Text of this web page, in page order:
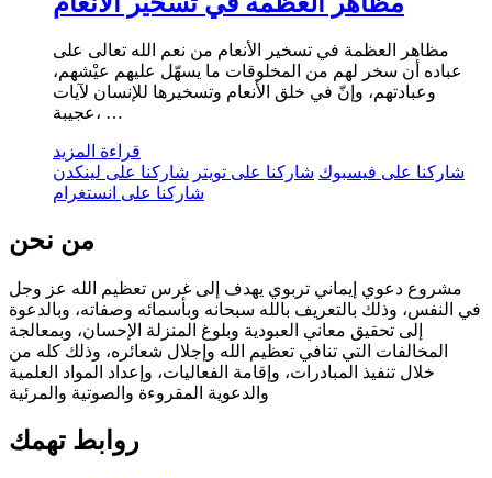
مظاهر العظمة في تسخير الأنعام من نعم الله تعالى على
عباده أن سخر لهم من المخلوقات ما يسهّل عليهم عيْشهم،
وعبادتهم، وإنّ في خلق الأنعام وتسخيرها للإنسان لآيات
عجيبة، …
قراءة المزيد
شاركنا على فيسبوك شاركنا على تويتر شاركنا على لينكدن
شاركنا على انستغرام
من نحن
مشروع دعوي إيماني تربوي يهدف إلى غرس تعظيم الله عز وجل
في النفس، وذلك بالتعريف بالله سبحانه وبأسمائه وصفاته، وبالدعوة
إلى تحقيق معاني العبودية وبلوغ المنزلة الإحسان، وبمعالجة
المخالفات التي تنافي تعظيم الله وإجلال شعائره، وذلك كله من
خلال تنفيذ المبادرات، وإقامة الفعاليات، وإعداد المواد العلمية
والدعوية المقروءة والصوتية والمرئية
روابط تهمك